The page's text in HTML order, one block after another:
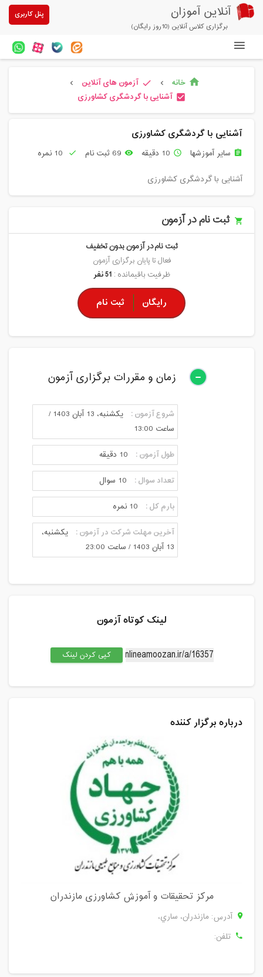
آنلاین آموزان
برگزاری کلاس آنلاین (10روز رایگان)
پنل کاربری
آزمون های آنلاین
مقالات آنلاین آموزان
خرید سرویس کلاس آنلاین
تخفیفهای مشارکتی
home خانه chevron_left
check آزمون های آنلاین chevron_left
check_box آشنایی با گردشگری کشاورزی
آشنایی با گردشگری کشاورزی
assignment سایر آموزشها access_time 10 دقیقه remove_red_eye 69 ثبت نام check
آشنایی با گردشگری کشاورزی
ثبت نام در آزمون
ثبت نام در آزمون بدون تخفیف
فعال تا پایان برگزاری آزمون
ظرفیت باقیمانده : 51 نفر
رایگان ثبت نام
زمان و مقررات برگزاری آزمون
شروع آزمون :
یکشنبه، 13 آبان 1403 /
ساعت 13:00
طول آزمون : 10 دقیقه
تعداد سوال : 10 سوال
بارم کل : 10 نمره
آخرین مهلت شرکت در آزمون :
یکشنبه،
13 آبان 1403 / ساعت 23:00
لینک کوتاه آزمون
کپی کردن لینک
درباره برگزار کننده
مرکز تحقیقات و آموزش کشاورزی مازندران
آدرس: مازندران، ساري،
تلفن: